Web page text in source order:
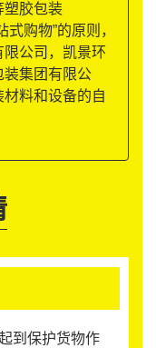
塑胶包装
购物”的原则，
公司，凯景环
装集团有限公
料和设备的自
到保护货物作